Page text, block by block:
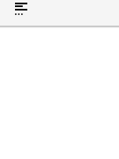
text
Quote
Insert spoiler